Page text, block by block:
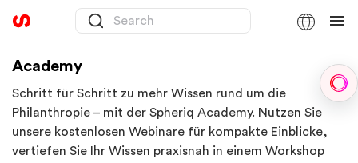
Academy
Schritt für Schritt zu mehr Wissen rund um die
Philanthropie – mit der Spheriq Academy. Nutzen Sie
unsere kostenlosen Webinare für kompakte Einblicke,
vertiefen Sie Ihr Wissen praxisnah in einem Workshop